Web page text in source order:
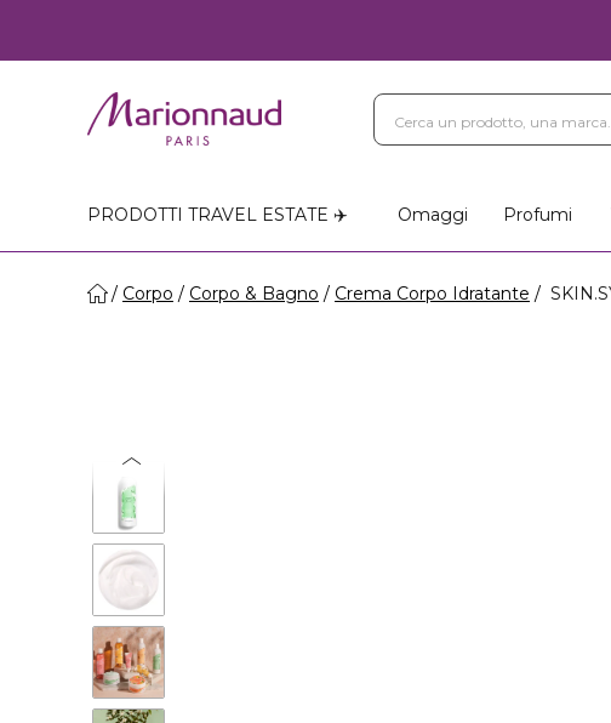
PRODOTTI TRAVEL ESTATE ✈️ Omaggi Profumi
Corpo Corpo & Bagno Crema Corpo Idratante